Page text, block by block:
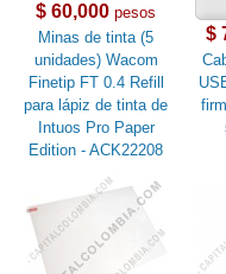
$ 60,000 pesos
Minas de tinta (5
unidades) Wacom
Finetip FT 0.4 Refill
para lápiz de tinta de
Intuos Pro Paper
Edition - ACK22208
$